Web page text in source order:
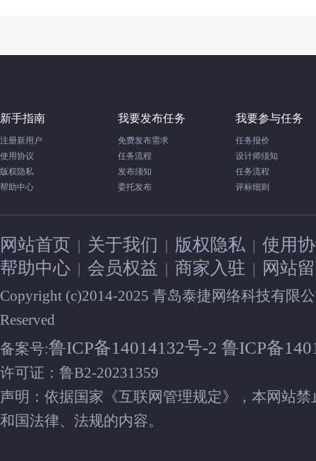
新手指南
注册新用户
使用协议
版权隐私
帮助中心
我要发布任务
免费发布需求
任务流程
发布须知
委托发布
我要参与任务
任务报价
设计师须知
任务流程
评标细则
网站首页 | 关于我们 | 版权隐私 | 使用
帮助中心 | 会员权益 | 商家入驻 | 网站
Copyright (c)2014-2025 青岛泰捷网络科技有限
Reserved
备案号:鲁ICP备14014132号-2 鲁ICP备
许可证：鲁B2-20231359
声明：依据国家《互联网管理规定》，本网站
和国法律、法规的内容。